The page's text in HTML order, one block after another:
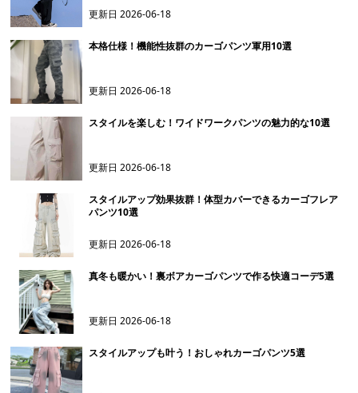
更新日2026-06-18
本格仕様！機能性抜群のカーゴパンツ軍用10選
更新日2026-06-18
スタイルを楽しむ！ワイドワークパンツの魅力的な10選
更新日2026-06-18
スタイルアップ効果抜群！体型カバーできるカーゴフレア
パンツ10選
更新日2026-06-18
真冬も暖かい！裏ボアカーゴパンツで作る快適コーデ5選
更新日2026-06-18
スタイルアップも叶う！おしゃれカーゴパンツ5選